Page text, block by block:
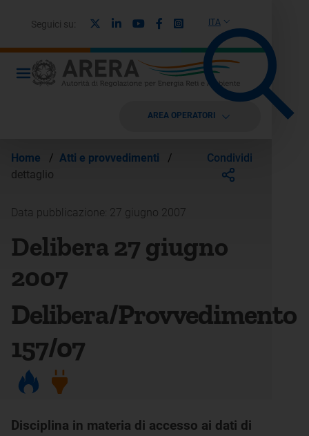
ITA
Seguici su: LinkedinYoutubeFacebook
Instagram
AREA OPERATORI
Home / Atti e provvedimenti
/
dettaglio
Condividi
Data pubblicazione: 27 giugno 2007
Delibera 27 giugno
2007
Delibera/Provvedimento
157/07
Disciplina in materia di accesso ai dati di